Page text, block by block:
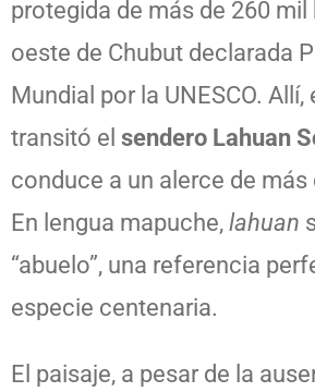
protegida de más de 260 mil
oeste de Chubut declarada
Mundial por la UNESCO. Allí,
transitó el sendero Lahuan
conduce a un alerce de más
En lengua mapuche, lahuan
“abuelo”, una referencia
especie centenaria.
El paisaje, a pesar de la